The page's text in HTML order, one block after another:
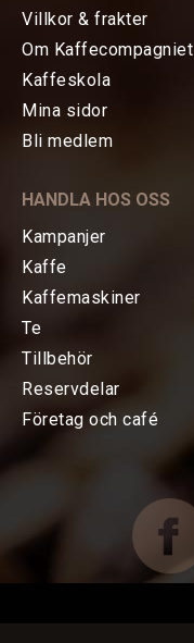
HEM
TE
KAFFEMASKINER
Baristatillbehör
Choklad mm
Böcker & Kort
Villkor & frakter
Om Kaffecompagniet
Kaffeskola
Mina sidor
Bli medlem
HANDLA HOS OSS
Kampanjer
Kaffe
Kaffemaskiner
Te
Tillbehör
Reservdelar
Företag och café